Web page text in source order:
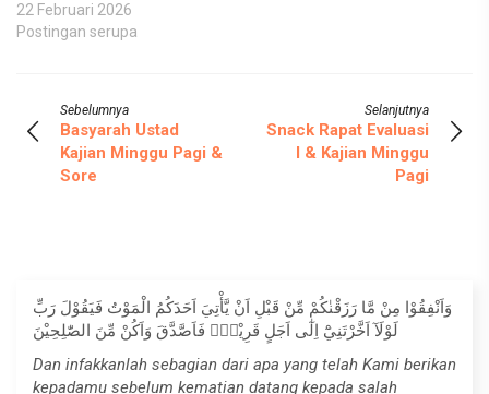
22 Februari 2026
Postingan serupa
Sebelumnya
Basyarah Ustad
Kajian Minggu Pagi &
Sore
Selanjutnya
Snack Rapat Evaluasi
I & Kajian Minggu
Pagi
وَاَنْفِقُوْا مِنْ مَّا رَزَقْنٰكُمْ مِّنْ قَبْلِ اَنْ يَّأْتِيَ اَحَدَكُمُ الْمَوْتُ فَيَقُوْلَ رَبِّ
لَوْلَآ اَخَّرْتَنِيْٓ اِلٰٓى اَجَلٍ قَرِيْبٍۚ فَاَصَّدَّقَ وَاَكُنْ مِّنَ الصّٰلِحِيْنَ
Dan infakkanlah sebagian dari apa yang telah Kami berikan
kepadamu sebelum kematian datang kepada salah